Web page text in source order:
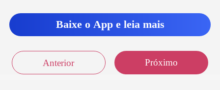
Baixe o App e leia mais
Anterior Próximo